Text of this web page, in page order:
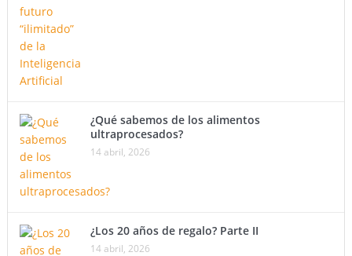
¿Qué sabemos de los alimentos
ultraprocesados?
14 abril, 2026
¿Los 20 años de regalo? Parte II
14 abril, 2026